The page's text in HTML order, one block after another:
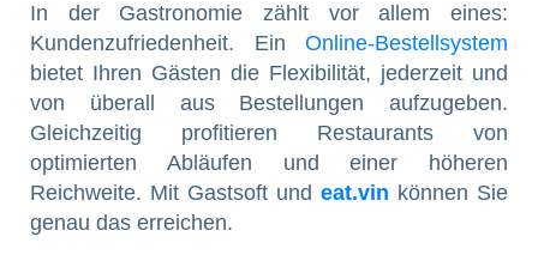
In der Gastronomie zählt vor allem eines:
Kundenzufriedenheit. Ein Online-Bestellsystem
bietet Ihren Gästen die Flexibilität, jederzeit und
von überall aus Bestellungen aufzugeben.
Gleichzeitig profitieren Restaurants von
optimierten Abläufen und einer höheren
Reichweite. Mit Gastsoft und eat.vin können Sie
genau das erreichen.